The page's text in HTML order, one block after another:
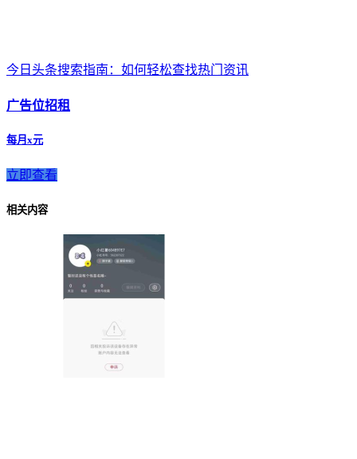
今日头条搜索指南：如何轻松查找热门资讯
广告位招租
每月x元
立即查看
相关内容